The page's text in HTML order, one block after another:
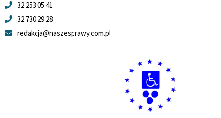
32 253 05 41
32 730 29 28
redakcja@naszesprawy.com.pl